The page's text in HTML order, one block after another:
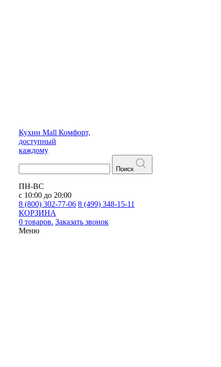
Кухни Mall Комфорт,
доступный
каждому
Поиск
ПН-ВС
с 10:00 до 20:00
8 (800) 302-77-06 8 (499) 348-15-11
КОРЗИНА
0 товаров. Заказать звонок
Меню